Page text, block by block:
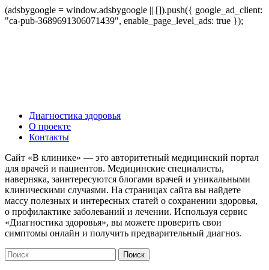
(adsbygoogle = window.adsbygoogle || []).push({ google_ad_client:
"ca-pub-3689691306071439", enable_page_level_ads: true });
Диагностика здоровья
О проекте
Контакты
Сайт «В клинике» — это авторитетный медицинский портал
для врачей и пациентов. Медицинские специалисты,
наверняка, заинтересуются блогами врачей и уникальными
клиническими случаями. На страницах сайта вы найдете
массу полезных и интересных статей о сохранении здоровья,
о профилактике заболеваний и лечении. Используя сервис
«Диагностика здоровья», вы можете проверить свои
симптомы онлайн и получить предварительный диагноз.